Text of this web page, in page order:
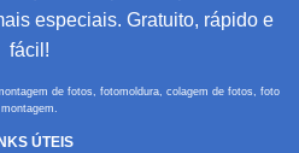
especiais. Gratuito, rápido e
fácil!
de fotos, fotomoldura, colagem de fotos, foto
montagem.
ÚTEIS